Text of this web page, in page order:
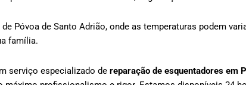
Póvoa de Santo Adrião, onde as temperaturas podem
família.
serviço especializado de reparação de esquentadores em